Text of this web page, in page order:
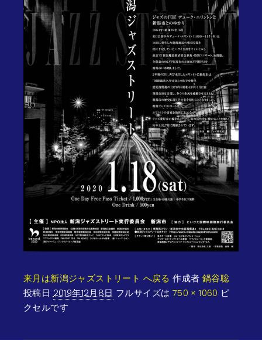
来月は新潟ジャズストリート へ戻る 作成者 鍋谷聡
投稿日 2019年12月8日 フルサイズは 750 × 1060 ピ
クセルです